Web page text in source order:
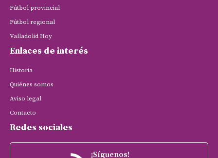
Fútbol provincial
Fútbol regional
Valladolid Hoy
Enlaces de interés
Historia
Quiénes somos
Aviso legal
Contacto
Redes sociales
¡Síguenos!